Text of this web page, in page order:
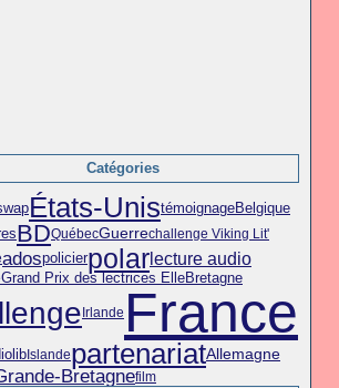
Catégories
États-UnistémoignageBelgique
BDQuébecGuerrechallenge Viking Lit'
adospolicierpolar lecture audio
Grand Prix des lectrices ElleBretagne
Irlande France
IslandepartenariatAllemagne
Bretagnefilm